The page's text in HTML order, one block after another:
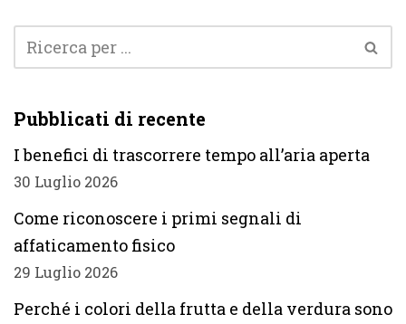
Pubblicati di recente
I benefici di trascorrere tempo all’aria aperta
30 Luglio 2026
Come riconoscere i primi segnali di
affaticamento fisico
29 Luglio 2026
Perché i colori della frutta e della verdura sono